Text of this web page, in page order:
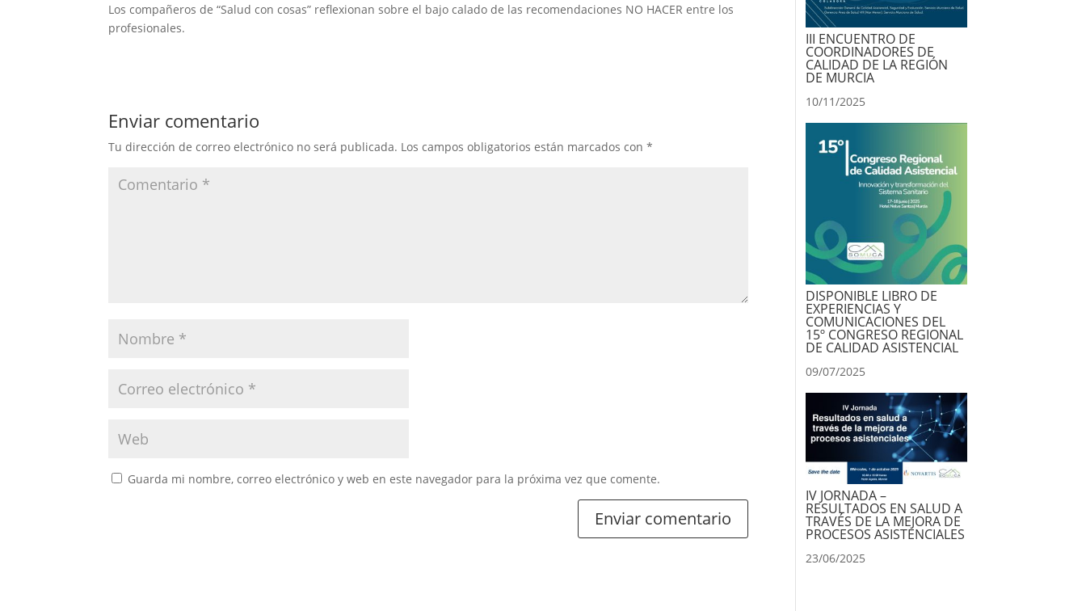
Los compañeros de “Salud con cosas” reflexionan sobre el bajo calado de las recomendaciones NO HACER entre los
profesionales.
Enviar comentario
Tu dirección de correo electrónico no será publicada. Los campos obligatorios están marcados con*
Guarda mi nombre, correo electrónico y web en este navegador para la próxima vez que comente.
III ENCUENTRO DE
COORDINADORES DE
CALIDAD DE LA REGIÓN
DE MURCIA
10/11/2025
DISPONIBLE LIBRO DE
EXPERIENCIAS Y
COMUNICACIONES DEL
15º CONGRESO REGIONAL
DE CALIDAD ASISTENCIAL
09/07/2025
IV JORNADA –
RESULTADOS EN SALUD A
TRAVÉS DE LA MEJORA DE
PROCESOS ASISTENCIALES
23/06/2025